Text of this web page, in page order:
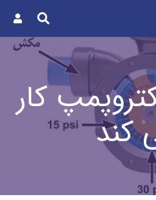
کار
کند